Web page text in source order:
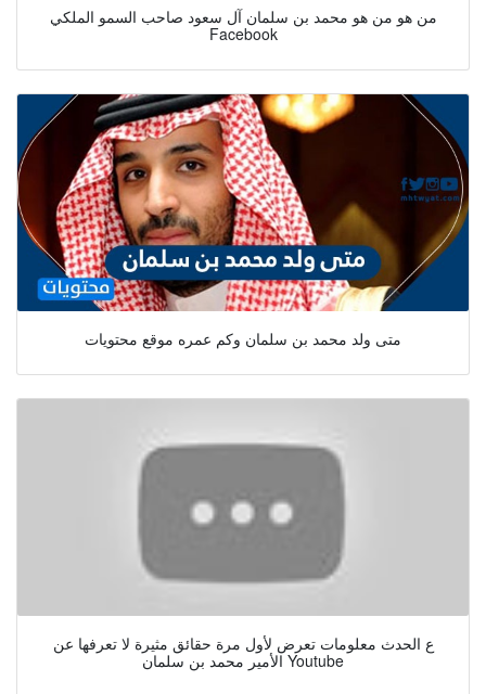
من هو من هو محمد بن سلمان آل سعود صاحب السمو الملكي
Facebook
متى ولد محمد بن سلمان وكم عمره موقع محتويات
ع الحدث معلومات تعرض لأول مرة حقائق مثيرة لا تعرفها عن
الأمير محمد بن سلمان Youtube